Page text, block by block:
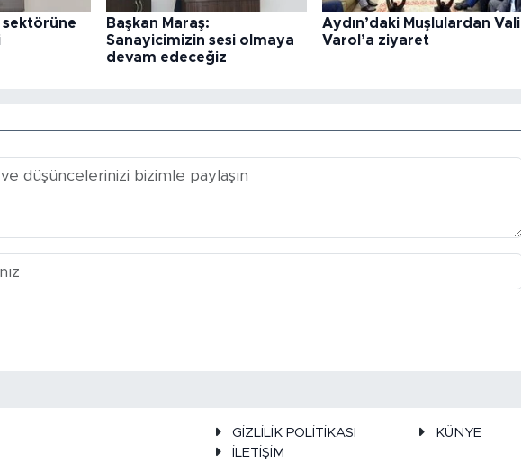
sektörüne
Başkan Maraş:
Sanayicimizin sesi olmaya
devam edeceğiz
Aydın’daki Muşlulardan Vali
Varol’a ziyaret
GİZLİLİK POLİTİKASI
KÜNYE
İLETİŞİM